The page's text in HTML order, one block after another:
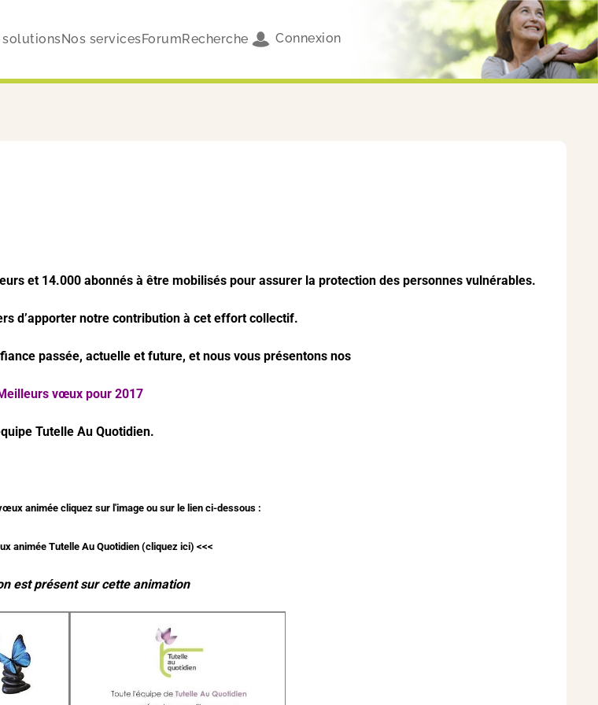
solutionsNos servicesForumRecherche Connexion
et 14.000 abonnés à être mobilisés pour assurer la protection des personnes vulnérables.
d’apporter notre contribution à cet effort collectif.
passée, actuelle et future, et nous vous présentons nos
vœux pour 2017
Tutelle Au Quotidien.
animée cliquez sur l'image ou sur le lien ci-dessous :
animée Tutelle Au Quotidien (cliquez ici) <<<
est présent sur cette animation